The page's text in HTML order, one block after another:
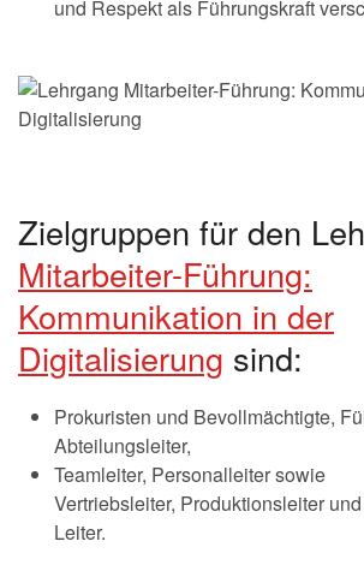
und Respekt als Führungskraft
Zielgruppen für den
Mitarbeiter-Führung:
Kommunikation in der
Digitalisierung sind:
Prokuristen und Bevollmächtigte,
Abteilungsleiter,
Teamleiter, Personalleiter sowie
Vertriebsleiter, Produktionsleiter
Leiter.